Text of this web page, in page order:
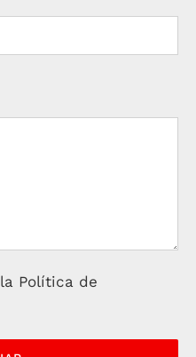
la Política de